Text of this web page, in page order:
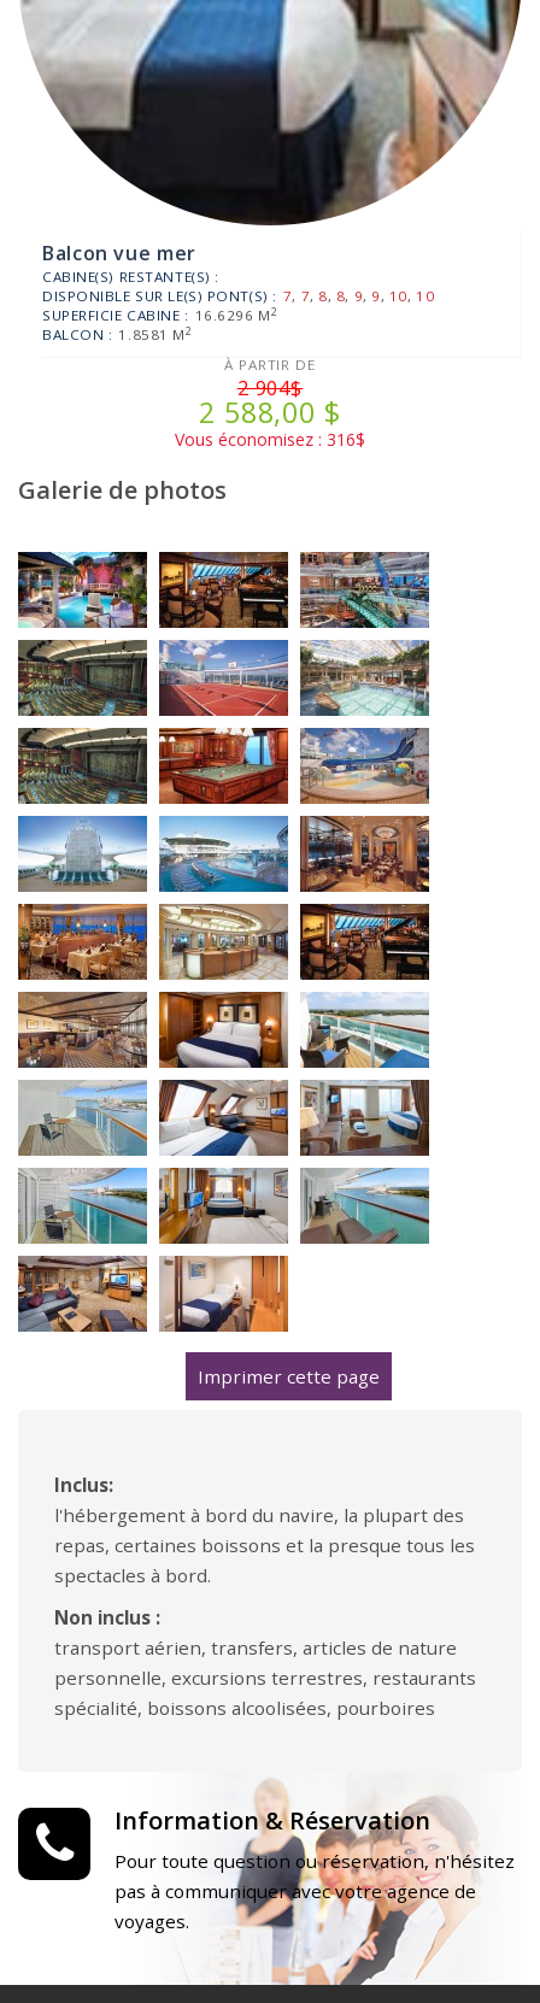
Balcon vue mer
CABINE(S) RESTANTE(S) :
DISPONIBLE SUR LE(S) PONT(S) : 7, 7, 8, 8, 9, 9, 10, 10
SUPERFICIE CABINE : 16.6296 M2
BALCON : 1.8581 M2
À PARTIR DE
2 904$
2 588,00 $
Vous économisez : 316$
Galerie de photos
Imprimer cette page
Inclus:
l'hébergement à bord du navire, la plupart des
repas, certaines boissons et la presque tous les
spectacles à bord.
Non inclus :
transport aérien, transfers, articles de nature
personnelle, excursions terrestres, restaurants
spécialité, boissons alcoolisées, pourboires
Information & Réservation
Pour toute question ou réservation, n'hésitez
pas à communiquer avec votre agence de
voyages.